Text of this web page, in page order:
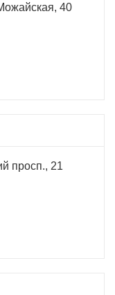
40
просп., 21